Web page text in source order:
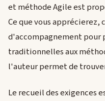
et méthode Agile est
Ce que vous apprécierez,
d'accompagnement pour
traditionnelles aux
l'auteur permet de
Le recueil des exigences